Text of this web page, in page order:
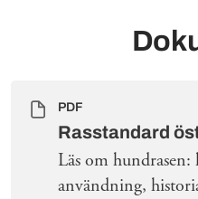
PDF
Rasstandard
Läs om
användning,